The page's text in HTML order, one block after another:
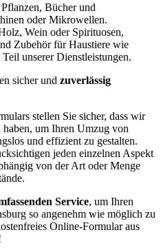
Bücher und
oder Mikrowellen.
Wein oder Spirituosen,
Zubehör für Haustiere wie
unserer Dienstleistungen.
sicher und zuverlässig
stellen Sie sicher, dass wir
um Ihren Umzug von
und effizient zu gestalten.
jeden einzelnen Aspekt
von der Art oder Menge
Service, um Ihren
so angenehm wie möglich zu
Online-Formular aus